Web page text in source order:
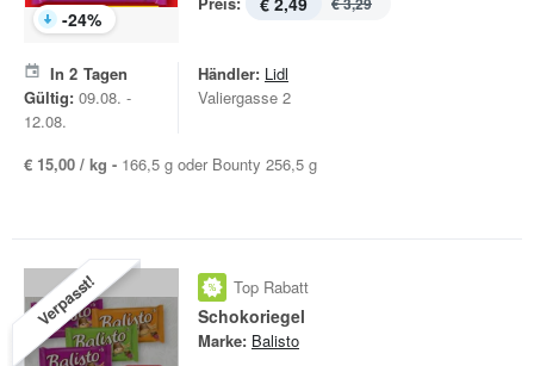
-24%
In 2 Tagen
Gültig: 09.08. -
12.08.
Händler: Lidl
Valiergasse 2
€ 15,00 / kg - 166,5 g oder Bounty 256,5 g
Verpasst! Top Rabatt
Schokoriegel
Marke: Balisto